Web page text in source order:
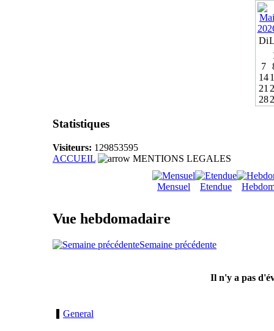
Di
7
14
21
28
Statistiques
Visiteurs: 129853595
ACCUEIL
MENTIONS LEGALES
Mensuel Etendue
Vue hebdomadaire
Semaine précédente
Il n'y a pas
General